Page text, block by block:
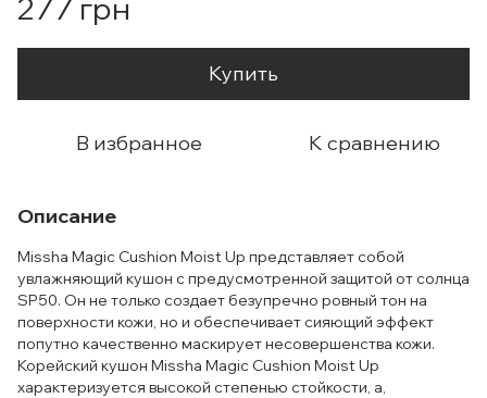
277 грн
Купить
В избранное К сравнению
Описание
Missha Magic Cushion Moist Up представляет собой
увлажняющий кушон с предусмотренной защитой от солнца
SP50. Он не только создает безупречно ровный тон на
поверхности кожи, но и обеспечивает сияющий эффект
попутно качественно маскирует несовершенства кожи.
Корейский кушон Missha Magic Cushion Moist Up
характеризуется высокой степенью стойкости, а,